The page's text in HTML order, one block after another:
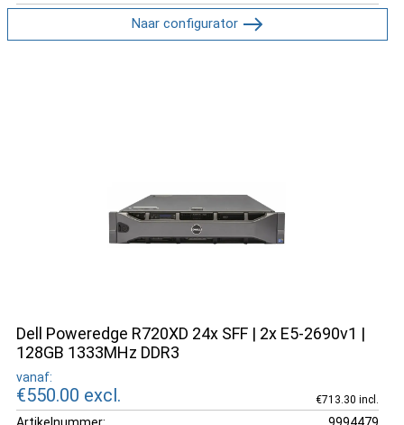
Naar configurator
Dell Poweredge R720XD 24x SFF | 2x E5-2690v1 |
128GB 1333MHz DDR3
vanaf:
€550.00 excl. €713.30 incl.
Artikelnummer:
9994479